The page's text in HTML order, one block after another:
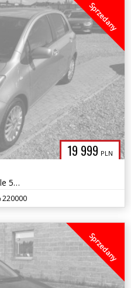
19 999 PLN
Sprzedany
1.3 vvti klima podgrzewane fotele 5 drzwi serwis zamian gwarancja
220000
Sprzedany